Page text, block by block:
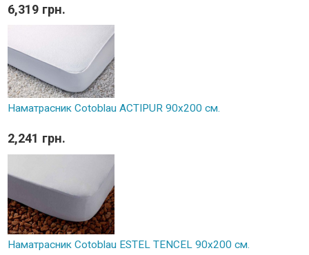
6,319 грн.
Наматрасник Cotoblau ACTIPUR 90х200 см.
2,241 грн.
Наматрасник Cotoblau ESTEL TENCEL 90х200 см.